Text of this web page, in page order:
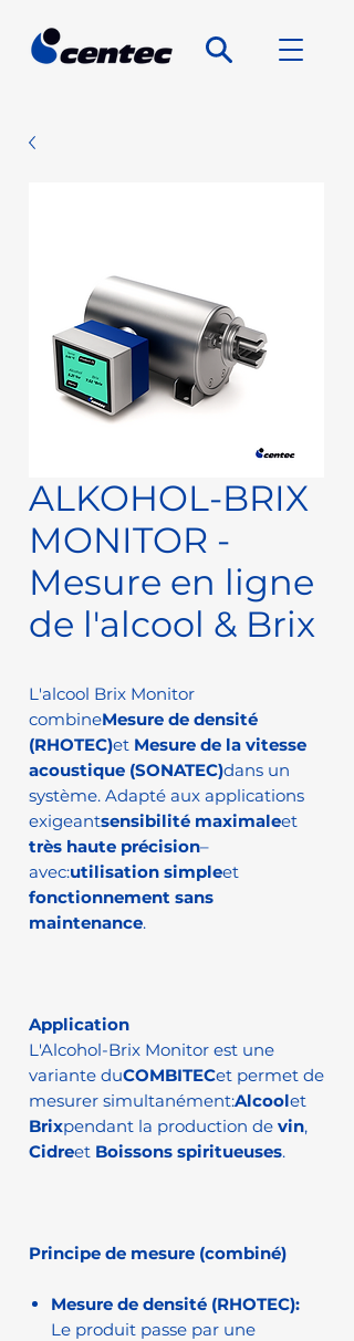
ALKOHOL-BRIX
MONITOR -
Mesure en ligne
de l'alcool & Brix
L'alcool Brix Monitor
combineMesure de densité
(RHOTEC)et Mesure de la vitesse
acoustique (SONATEC)dans un
système. Adapté aux applications
exigeantsensibilité maximaleet
très haute précision–
avec:utilisation simpleet
fonctionnement sans
maintenance.
Application
L'Alcohol-Brix Monitor est une
variante duCOMBITECet permet de
mesurer simultanément:Alcoolet
Brixpendant la production de vin,
Cidreet Boissons spiritueuses.
Principe de mesure (combiné)
Mesure de densité (RHOTEC):
Le produit passe par une